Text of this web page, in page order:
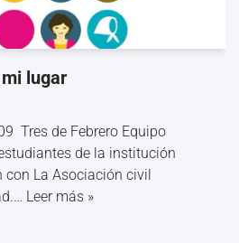
lugar
Tres de Febrero Equipo
de la institución
La Asociación civil
Leer más »